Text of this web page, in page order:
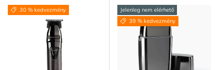
30 % kedvezmény
Jelenleg nem elérhető
39 % kedvezmény